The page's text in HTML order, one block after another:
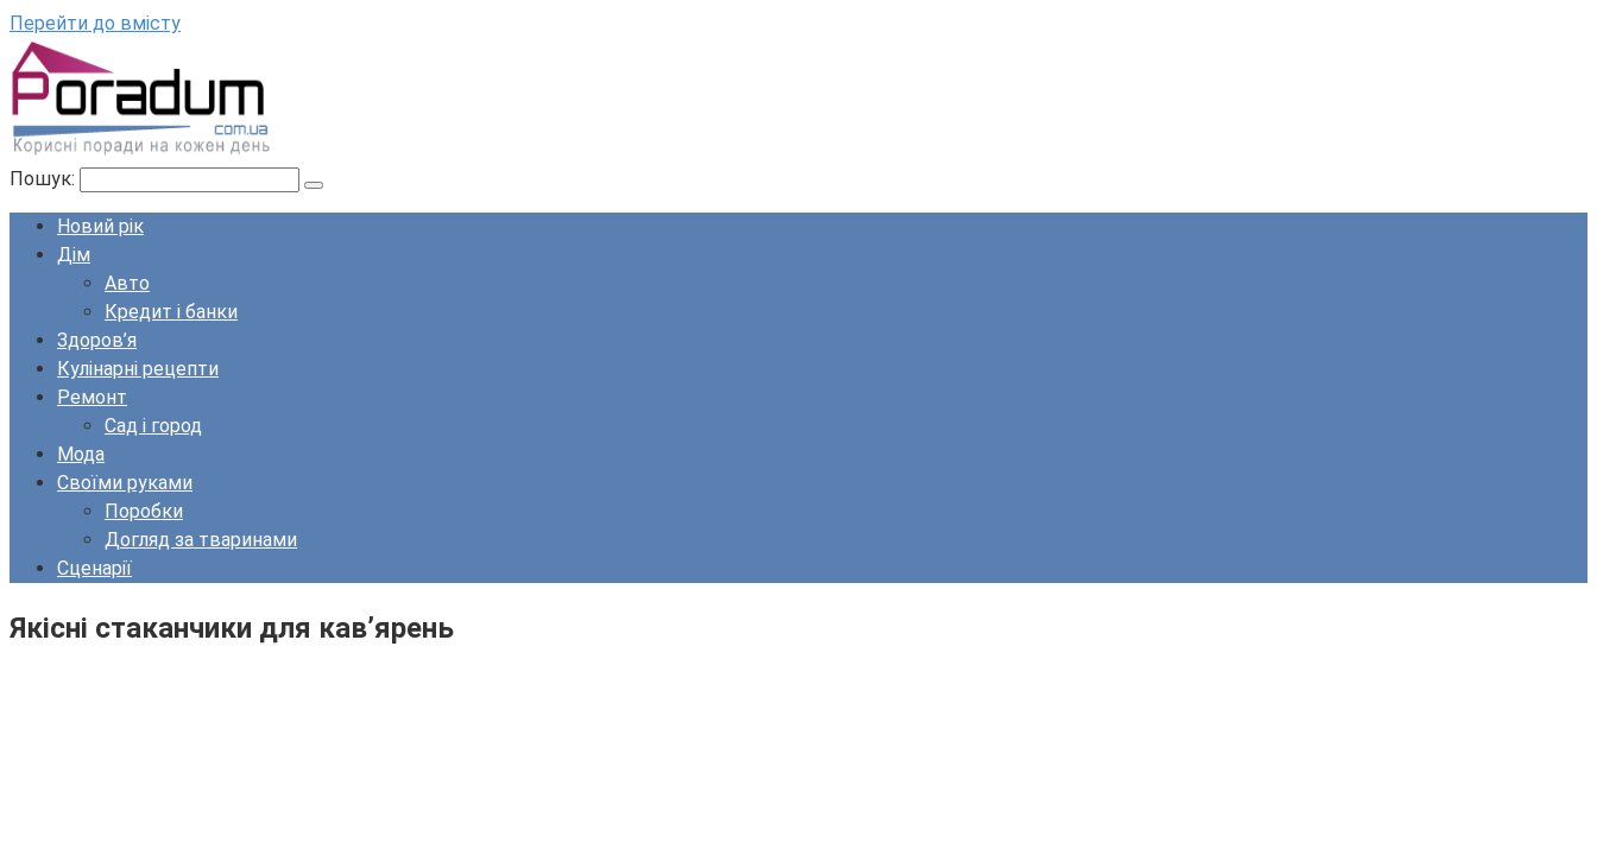
Перейти до вмісту
Пошук:
Новий рік
Дім
Авто
Кредит і банки
Здоров’я
Кулінарні рецепти
Ремонт
Сад і город
Мода
Своїми руками
Поробки
Догляд за тваринами
Сценарії
Якісні стаканчики для кав’ярень